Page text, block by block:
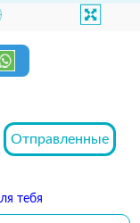
Отправленные
тебя